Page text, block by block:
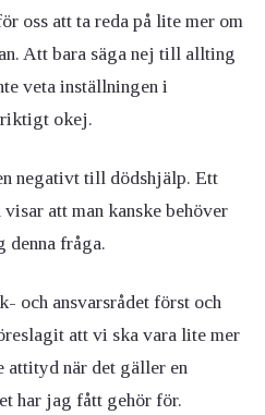
oss att ta reda på lite mer om
Att bara säga nej till allting
veta inställningen i
riktigt okej.
negativt till dödshjälp. Ett
att man kanske behöver
denna fråga.
och ansvarsrådet först och
att vi ska vara lite mer
attityd när det gäller en
har jag fått gehör för.